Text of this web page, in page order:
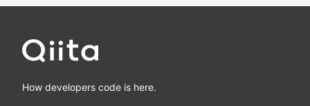
How developers code is here.